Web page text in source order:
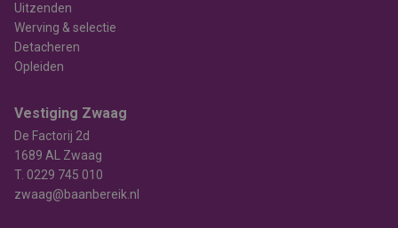
Uitzenden
Werving & selectie
Detacheren
Opleiden
Vestiging Zwaag
De Factorij 2d
1689 AL Zwaag
T. 0229 745 010
zwaag@baanbereik.nl